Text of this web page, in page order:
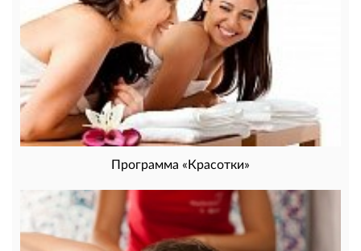
Программа «Красотки»